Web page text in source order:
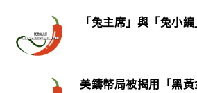
「兔主席」與「兔小
美鑄幣局被揭用「黑